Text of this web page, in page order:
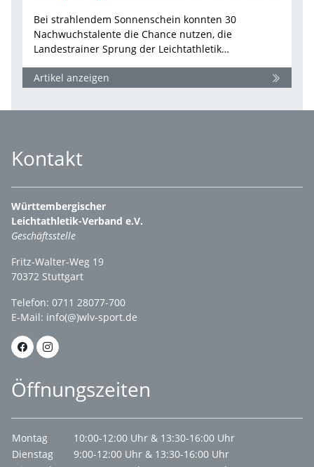
Bei strahlendem Sonnenschein konnten 30
Nachwuchstalente die Chance nutzen, die
Landestrainer Sprung der Leichtathletik…
Artikel anzeigen
Kontakt
Württembergischer
Leichtathletik-Verband e.V.
Geschäftsstelle
Fritz-Walter-Weg 19
70372 Stuttgart
Telefon: 0711 28077-700
E-Mail: info(@)wlv-sport.de
Öffnungszeiten
Montag
10:00-12:00 Uhr & 13:30-16:00 Uhr
Dienstag
9:00-12:00 Uhr & 13:30-16:00 Uhr